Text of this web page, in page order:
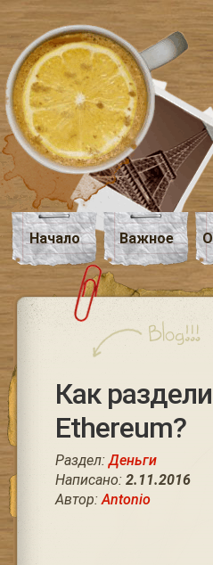
Начало Важное
Как
Ethereum?
Раздел:Деньги
Написано: 2.11.2016
Автор:Antonio